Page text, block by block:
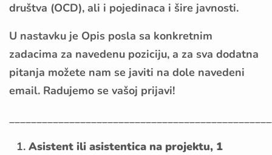
društva (OCD), ali i pojedinaca i šire javnosti.
U nastavku je Opis posla sa konkretnim
zadacima za navedenu poziciju, a za sva dodatna
pitanja možete nam se javiti na dole navedeni
email. Radujemo se vašoj prijavi!
Asistent ili asistentica na projektu, 1